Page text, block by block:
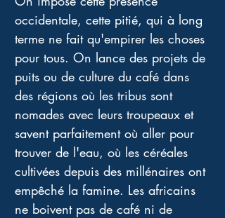
occidentale, cette pitié, qui à long
terme ne fait qu'empirer les choses
pour tous. On lance des projets de
puits ou de culture du café dans
des régions où les tribus sont
nomades avec leurs troupeaux et
savent parfaitement où aller pour
trouver de l'eau, où les céréales
cultivées depuis des millénaires ont
empêché la famine. Les africains
ne boivent pas de café ni de